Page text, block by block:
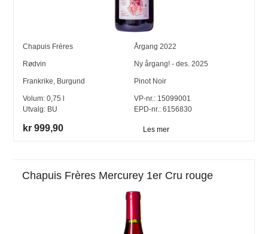
Chapuis Frères Årgang 2022
Rødvin Ny årgang! - des. 2025
Frankrike Burgund Pinot Noir
Volum:0,75 l
Utvalg: BU
VP-nr.: 15099001
EPD-nr.: 6156830
kr 999,90 Les mer
Chapuis Frères Mercurey 1er Cru rouge